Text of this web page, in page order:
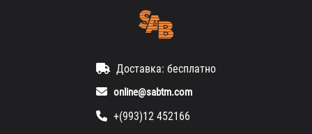
Доставка: бесплатно
online@sabtm.com
+(993)12 452166